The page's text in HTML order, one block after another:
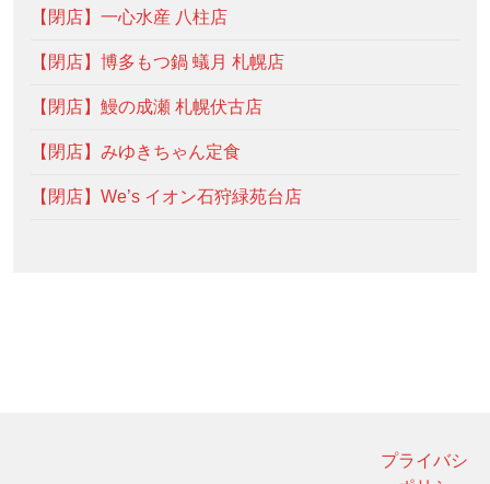
【閉店】一心水産 八柱店
【閉店】博多もつ鍋 蟻月 札幌店
【閉店】鰻の成瀬 札幌伏古店
【閉店】みゆきちゃん定食
【閉店】We’s イオン石狩緑苑台店
プライバシ